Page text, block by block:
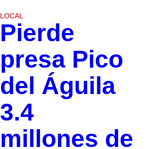
LOCAL
Pierde
presa Pico
del Águila
3.4
millones de